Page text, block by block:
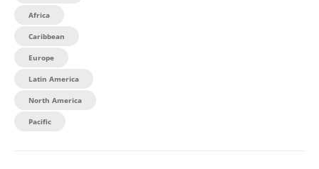
Africa
Caribbean
Europe
Latin America
North America
Pacific